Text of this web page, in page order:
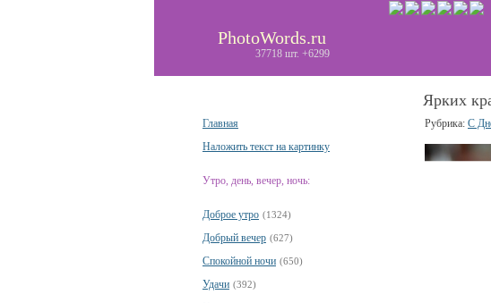
PhotoWords.ru
37718 шт. +6299
Главная
Наложить текст на картинку
Утро, день, вечер, ночь:
Доброе утро (1324)
Добрый вечер (627)
Спокойной ночи (650)
Удачи (392)
Ярких
Рубрика: С